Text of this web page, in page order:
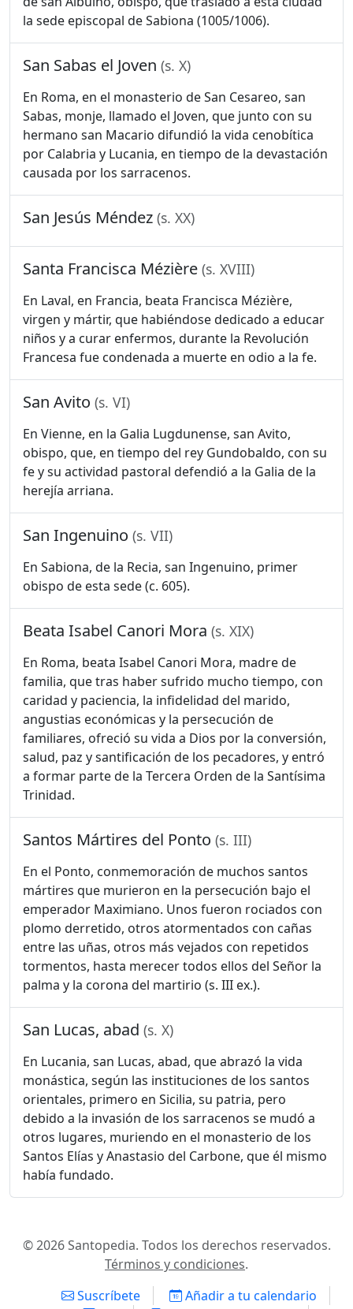
la sede episcopal de Sabiona (1005/1006).
San Sabas el Joven (s. X)
En Roma, en el monasterio de San Cesareo, san
Sabas, monje, llamado el Joven, que junto con su
hermano san Macario difundió la vida cenobítica
por Calabria y Lucania, en tiempo de la devastación
causada por los sarracenos.
San Jesús Méndez (s. XX)
Santa Francisca Mézière (s. XVIII)
En Laval, en Francia, beata Francisca Mézière,
virgen y mártir, que habiéndose dedicado a educar
niños y a curar enfermos, durante la Revolución
Francesa fue condenada a muerte en odio a la fe.
San Avito (s. VI)
En Vienne, en la Galia Lugdunense, san Avito,
obispo, que, en tiempo del rey Gundobaldo, con su
fe y su actividad pastoral defendió a la Galia de la
herejía arriana.
San Ingenuino (s. VII)
En Sabiona, de la Recia, san Ingenuino, primer
obispo de esta sede (c. 605).
Beata Isabel Canori Mora (s. XIX)
En Roma, beata Isabel Canori Mora, madre de
familia, que tras haber sufrido mucho tiempo, con
caridad y paciencia, la infidelidad del marido,
angustias económicas y la persecución de
familiares, ofreció su vida a Dios por la conversión,
salud, paz y santificación de los pecadores, y entró
a formar parte de la Tercera Orden de la Santísima
Trinidad.
Santos Mártires del Ponto (s. III)
En el Ponto, conmemoración de muchos santos
mártires que murieron en la persecución bajo el
emperador Maximiano. Unos fueron rociados con
plomo derretido, otros atormentados con cañas
entre las uñas, otros más vejados con repetidos
tormentos, hasta merecer todos ellos del Señor la
palma y la corona del martirio (s. III ex.).
San Lucas, abad (s. X)
En Lucania, san Lucas, abad, que abrazó la vida
monástica, según las instituciones de los santos
orientales, primero en Sicilia, su patria, pero
debido a la invasión de los sarracenos se mudó a
otros lugares, muriendo en el monasterio de los
Santos Elías y Anastasio del Carbone, que él mismo
había fundado.
© 2026 Santopedia. Todos los derechos reservados.
Términos y condiciones.
Suscríbete
Añadir a tu calendario